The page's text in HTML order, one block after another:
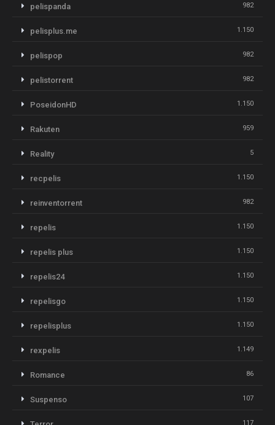
pelispanda 982
pelisplus.me 1.150
pelispop 982
pelistorrent 982
PoseidonHD 1.150
Rakuten 959
Reality 5
recpelis 1.150
reinventorrent 982
repelis 1.150
repelis plus 1.150
repelis24 1.150
repelisgo 1.150
repelisplus 1.150
rexpelis 1.149
Romance 86
Suspenso 107
117